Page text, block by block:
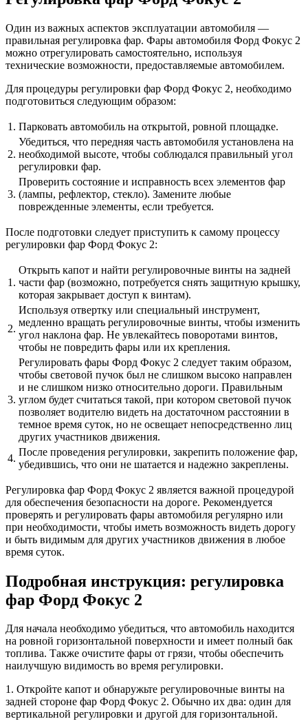
Один из важных аспектов эксплуатации автомобиля —
правильная регулировка фар. Фары автомобиля Форд Фокус 2
можно отрегулировать самостоятельно, используя
технические возможности, предоставляемые автомобилем.
Для процедуры регулировки фар Форд Фокус 2, необходимо
подготовиться следующим образом:
1. Парковать автомобиль на открытой, ровной площадке.
2.
Убедиться, что передняя часть автомобиля установлена на
необходимой высоте, чтобы соблюдался правильный угол
регулировки фар.
3.
Проверить состояние и исправность всех элементов фар
(лампы, рефлектор, стекло). Замените любые
поврежденные элементы, если требуется.
После подготовки следует приступить к самому процессу
регулировки фар Форд Фокус 2:
1.
Открыть капот и найти регулировочные винты на задней
части фар (возможно, потребуется снять защитную крышку,
которая закрывает доступ к винтам).
2.
Используя отвертку или специальный инструмент,
медленно вращать регулировочные винты, чтобы изменить
угол наклона фар. Не увлекайтесь поворотами винтов,
чтобы не повредить фары или их крепления.
3.
Регулировать фары Форд Фокус 2 следует таким образом,
чтобы световой пучок был не слишком высоко направлен
и не слишком низко относительно дороги. Правильным
углом будет считаться такой, при котором световой пучок
позволяет водителю видеть на достаточном расстоянии в
темное время суток, но не освещает непосредственно лиц
других участников движения.
4.
После проведения регулировки, закрепить положение фар,
убедившись, что они не шатается и надежно закреплены.
Регулировка фар Форд Фокус 2 является важной процедурой
для обеспечения безопасности на дороге. Рекомендуется
проверять и регулировать фары автомобиля регулярно или
при необходимости, чтобы иметь возможность видеть дорогу
и быть видимым для других участников движения в любое
время суток.
Подробная инструкция: регулировка
фар Форд Фокус 2
Для начала необходимо убедиться, что автомобиль находится
на ровной горизонтальной поверхности и имеет полный бак
топлива. Также очистите фары от грязи, чтобы обеспечить
наилучшую видимость во время регулировки.
1. Откройте капот и обнаружьте регулировочные винты на
задней стороне фар Форд Фокус 2. Обычно их два: один для
вертикальной регулировки и другой для горизонтальной.